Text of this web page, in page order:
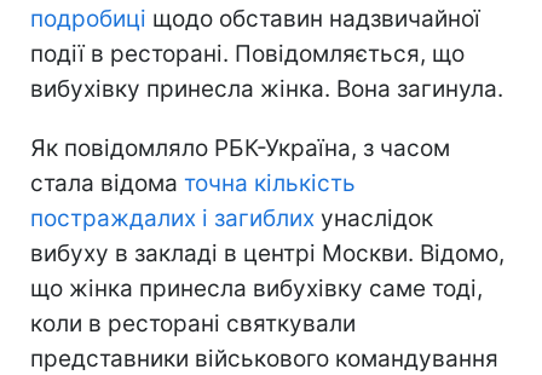
подробиці щодо обставин надзвичайної
події в ресторані. Повідомляється, що
вибухівку принесла жінка. Вона загинула.
Як повідомляло РБК-Україна, з часом
стала відома точна кількість
постраждалих і загиблих унаслідок
вибуху в закладі в центрі Москви. Відомо,
що жінка принесла вибухівку саме тоді,
коли в ресторані святкували
представники військового командування